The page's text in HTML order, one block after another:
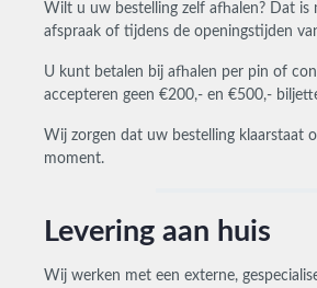
Wilt u uw bestelling zelf afhalen? Dat is
afspraak of tijdens de openingstijden
U kunt betalen bij afhalen per pin of
accepteren geen €200,- en €500,-
Wij zorgen dat uw bestelling klaarstaat
moment.
Levering aan huis
Wij werken met een externe,